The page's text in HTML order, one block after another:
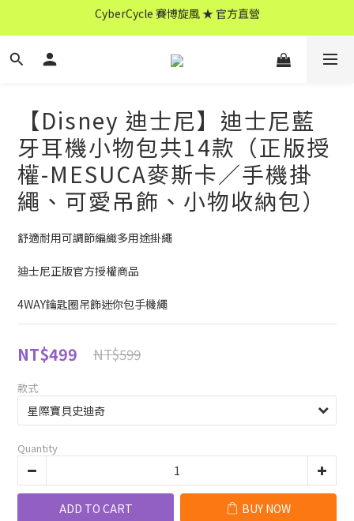
CyberCycle 賽博旋風 ★ 官方直營
↖ 全館消費滿 $599 免運 ↘
CyberCycle 賽博旋風 ★ 官方直營
【Disney 迪士尼】迪士尼藍
牙耳機小物包共14款（正版授
權-MESUCA麥斯卡／手機掛
繩、可愛吊飾、小物收納包）
舒適耐用可調節編織多用途掛繩
迪士尼正版官方授權商品
4WAY鑰匙圈吊飾迷你包手機繩
NT$499 NT$599
款式
Quantity
ADD TO CART BUY NOW